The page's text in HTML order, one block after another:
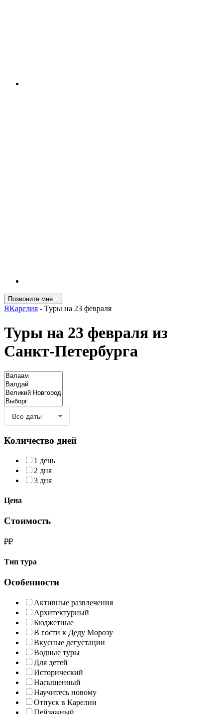
Позвоните мне
ЯКарелия - Туры на 23 февраля
Туры на 23 февраля из
Санкт-Петербурга
Количество дней
1 день
2 дня
3 дня
Цена
Стоимость
₽₽
Тип тура
Особенности
Активные развлечения
Архитектурный
Бюджетные
В гости к Деду Морозу
Вкусные дегустации
Водные туры
Для детей
Исторический
Насыщенный
Научитесь новому
Отпуск в Карелии
Пейзажный